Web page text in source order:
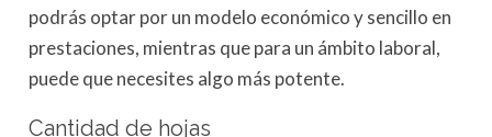
podrás optar por un modelo económico y sencillo en
prestaciones, mientras que para un ámbito laboral,
puede que necesites algo más potente.
Cantidad de hojas